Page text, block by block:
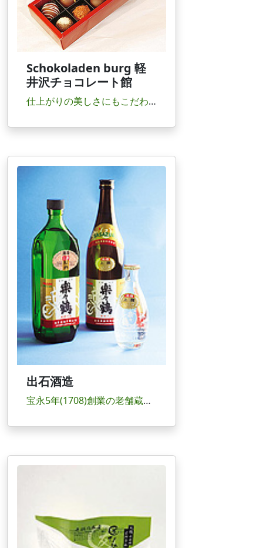
Schokoladen burg 軽
井沢チョコレート館
仕上がりの美しさにもこだわったハイセンスなチョコレート専門店。工房の様子も見学できる。生チ...
出石酒造
宝永5年(1708)創業の老舗蔵元。出石藩主・仙石公の別邸・楽々園と、コウノトリの別名・松...